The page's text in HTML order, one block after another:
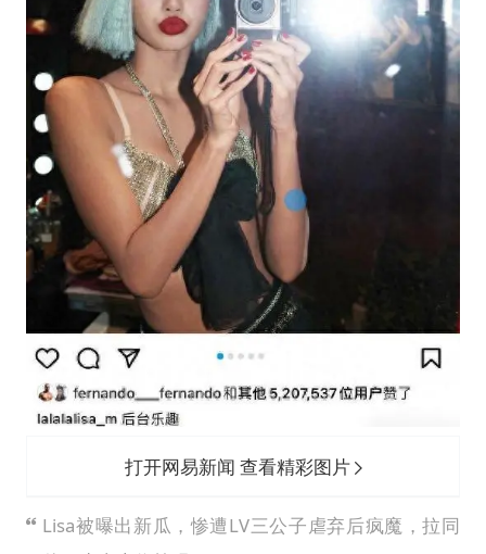
打开网易新闻 查看精彩图片
Lisa被曝出新瓜，惨遭LV三公子虐弃后疯魔，拉同